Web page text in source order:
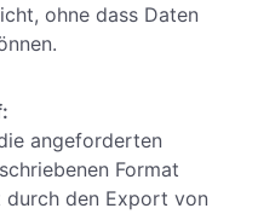
ohne dass Daten
angeforderten
Format
durch den Export von